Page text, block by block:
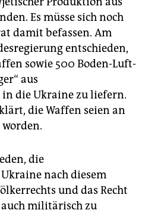
Es müsse sich noch
damit befassen. Am
entschieden,
sowie 500 Boden-Luft-
aus
die Ukraine zu liefern.
die Waffen seien an
die
nach diesem
und das Recht
militärisch zu